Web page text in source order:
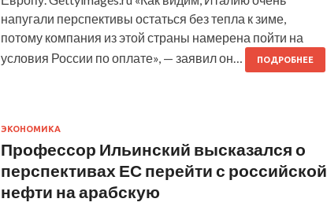
напугали перспективы остаться без тепла к зиме,
потому компания из этой страны намерена пойти на
условия России по оплате», — заявил он…
ПОДРОБНЕЕ
ЭКОНОМИКА
Профессор Ильинский высказался о
перспективах ЕС перейти с российской
нефти на арабскую